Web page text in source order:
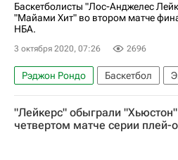
Баскетболисты "Лос-Анджелес
"Майами Хит" во втором матче
НБА.
3 октября 2020, 07:26 2696
Рэджон Рондо Баскетбол
НБА
Майами Хит
Лос-
Бэм Адебайо
"Лейкерс" обыграли
четвертом матче серии